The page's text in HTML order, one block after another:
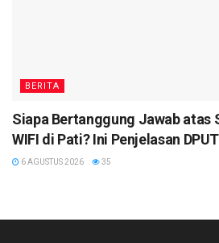
BERITA
Siapa Bertanggung Jawab atas
WIFI di Pati? Ini Penjelasan
6 AGUSTUS 2026 35